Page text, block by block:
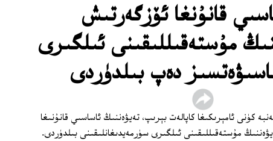
قانۇنغا ئۆزگەرتىش
مۇستەقىللىقىنى ئىلگىرى
دەپ بىلدۈردى
كۈنى ئامېرىكىغا كاپالەت بېرىپ، تەيۋەننىڭ ئاساسىي قانۇنىغا
مۇستەقىللىقىنى ئىلگىرى سۈرمەيدىغانلىقىنى بىلدۈردى.